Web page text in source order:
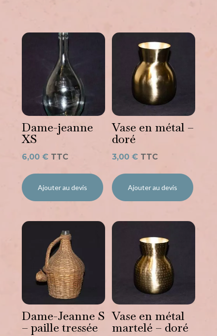
Dame-jeanne
XS
6,00 € TTC
Ajouter au devis
Vase en métal –
doré
3,00€ TTC
Ajouter au devis
Dame-Jeanne S
– paille tressée
Vase en métal
martelé – doré